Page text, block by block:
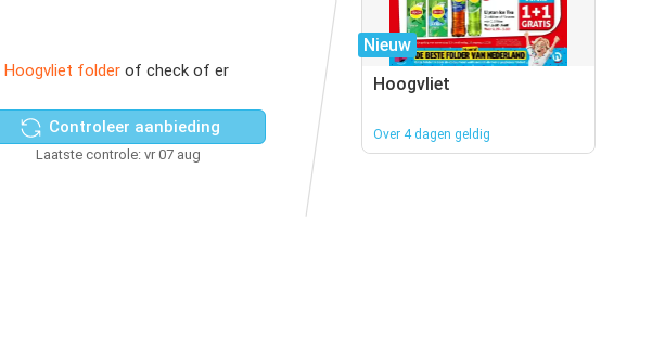
Hoogvliet folder of check of er
Controleer aanbieding
Laatste controle: vr 07 aug
Nieuw
Hoogvliet
Over 4 dagen geldig